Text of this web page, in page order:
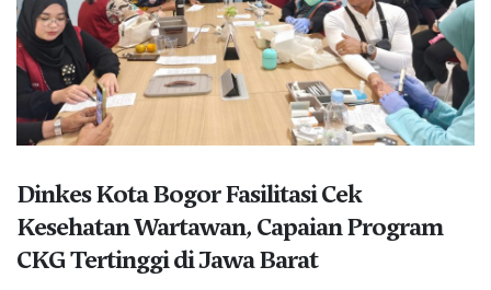
Dinkes Kota Bogor Fasilitasi Cek
Kesehatan Wartawan, Capaian Program
CKG Tertinggi di Jawa Barat